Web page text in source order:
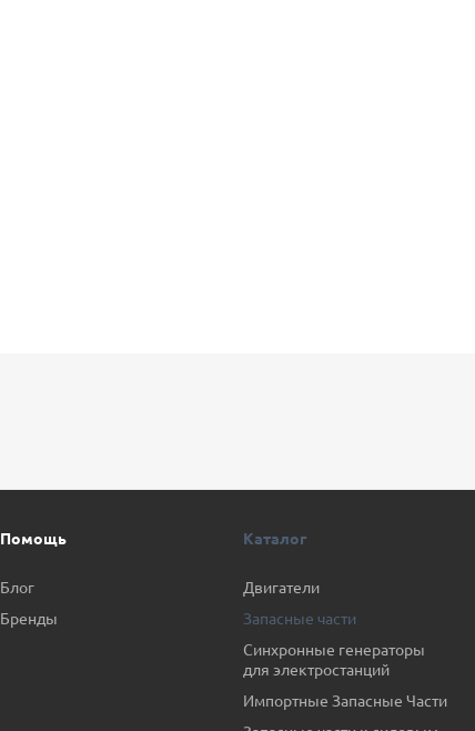
Помощь
Блог
Бренды
Каталог
Двигатели
Запасные части
Синхронные генераторы
для электростанций
Импортные Запасные Части